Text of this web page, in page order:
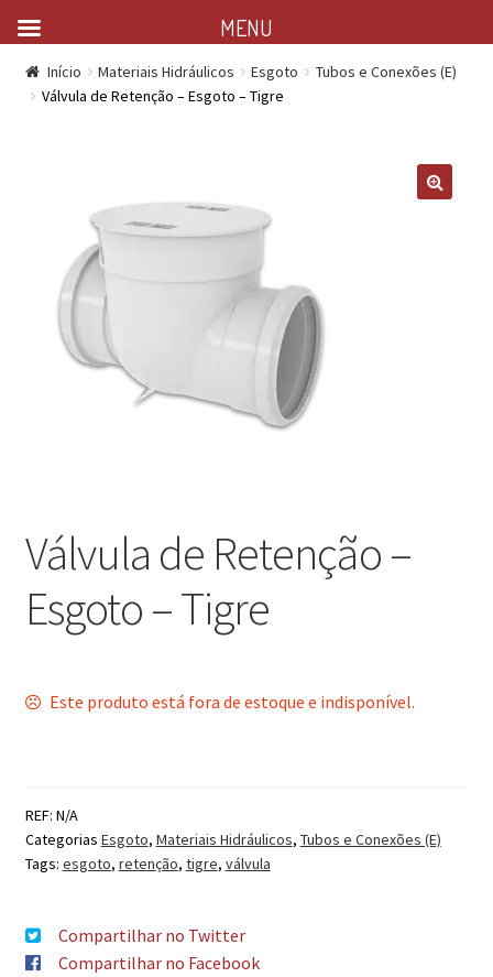
Início Materiais Hidráulicos Esgoto
Tubos e Conexões (E)
Válvula de Retenção – Esgoto – Tigre
Válvula de Retenção –
Esgoto – Tigre
Este produto está fora de estoque e indisponível.
REF: N/A
Categorias Esgoto, Materiais Hidráulicos, Tubos e Conexões (E)
Tags: esgoto, retenção, tigre, válvula
Compartilhar no Twitter
Compartilhar no Facebook
MENU